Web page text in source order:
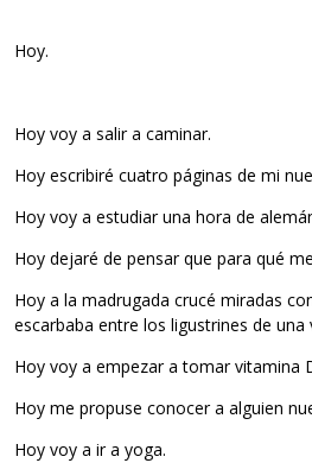
Hoy.
Hoy voy a salir a caminar.
Hoy escribiré cuatro páginas de mi
Hoy voy a estudiar una hora de
Hoy dejaré de pensar que para qué
Hoy a la madrugada crucé miradas
escarbaba entre los ligustrines de una
Hoy voy a empezar a tomar vitamina
Hoy me propuse conocer a alguien
Hoy voy a ir a yoga.